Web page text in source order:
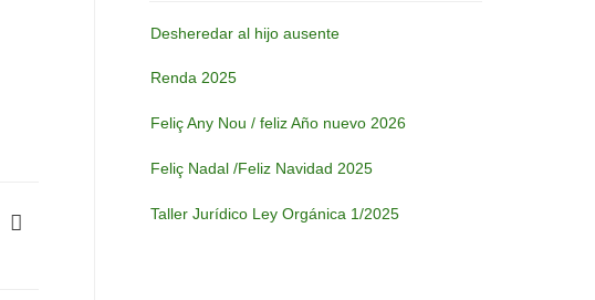
Desheredar al hijo ausente
Renda 2025
Feliç Any Nou / feliz Año nuevo 2026
Feliç Nadal /Feliz Navidad 2025
Taller Jurídico Ley Orgánica 1/2025